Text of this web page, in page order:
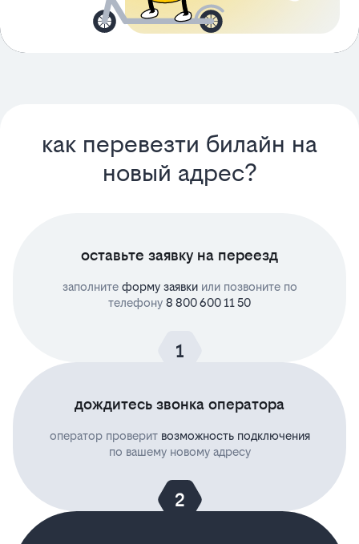
как перевезти билайн на
новый адрес?
оставьте заявку на переезд
заполните форму заявкиили позвоните по
телефону 8 800 600 11 50
дождитесь звонка оператора
оператор проверит возможность подключения
по вашему новому адресу